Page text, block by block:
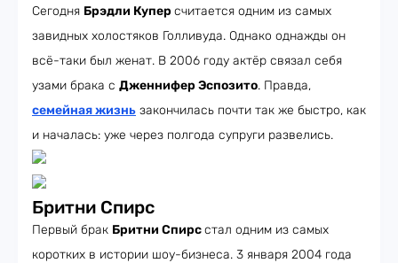
Сегодня Брэдли Куперсчитается одним из самых
завидных холостяков Голливуда. Однако однажды он
всё-таки был женат. В 2006 году актёр связал себя
узами брака с Дженнифер Эспозито. Правда,
семейная жизнь закончилась почти так же быстро, как
и началась: уже через полгода супруги развелись.
Бритни Спирс
Первый брак Бритни Спирсстал одним из самых
коротких в истории шоу-бизнеса. 3 января 2004 года